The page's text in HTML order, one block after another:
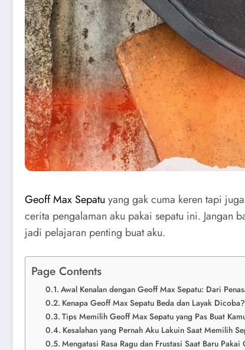
Geoff Max Sepatu yang gak cuma keren tapi
cerita pengalaman aku pakai sepatu ini. Jangan
jadi pelajaran penting buat aku.
Page Contents
Awal Kenalan dengan Geoff Max Sepatu: Dari
Kenapa Geoff Max Sepatu Beda dan Layak Dicoba?
Tips Memilih Geoff Max Sepatu yang Pas Buat
Kesalahan yang Pernah Aku Lakuin Saat Memilih
Mengatasi Rasa Ragu dan Frustasi Saat Baru